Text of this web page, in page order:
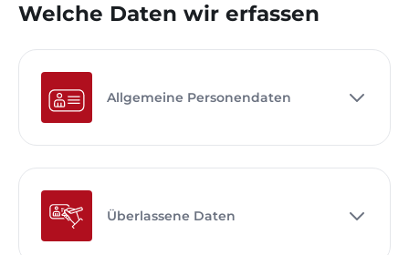
Welche Daten wir erfassen
Allgemeine Personendaten
Überlassene Daten